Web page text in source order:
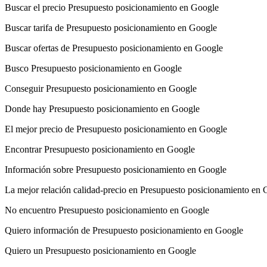
Buscar el precio Presupuesto posicionamiento en Google
Buscar tarifa de Presupuesto posicionamiento en Google
Buscar ofertas de Presupuesto posicionamiento en Google
Busco Presupuesto posicionamiento en Google
Conseguir Presupuesto posicionamiento en Google
Donde hay Presupuesto posicionamiento en Google
El mejor precio de Presupuesto posicionamiento en Google
Encontrar Presupuesto posicionamiento en Google
Información sobre Presupuesto posicionamiento en Google
La mejor relación calidad-precio en Presupuesto posicionamiento en
No encuentro Presupuesto posicionamiento en Google
Quiero información de Presupuesto posicionamiento en Google
Quiero un Presupuesto posicionamiento en Google